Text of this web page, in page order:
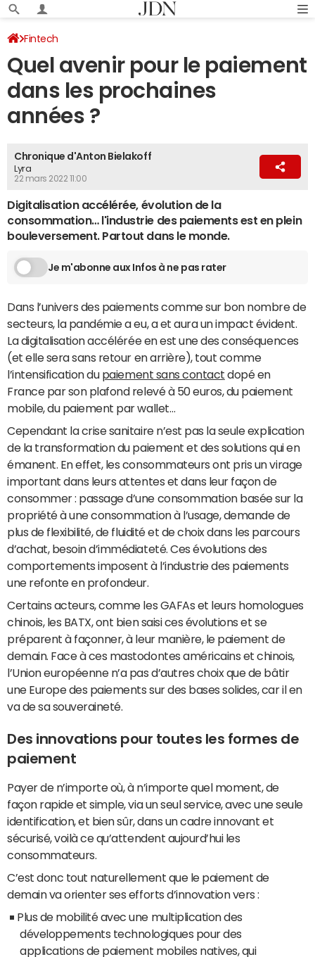
Fintech
Quel avenir pour le paiement
dans les prochaines
années ?
Chronique d'Anton Bielakoff
Lyra
22 mars 2022 11:00
Digitalisation accélérée, évolution de la
consommation… l'industrie des paiements est en plein
bouleversement. Partout dans le monde.
Je m'abonne aux Infos à ne pas rater
Dans l’univers des paiements comme sur bon nombre de
secteurs, la pandémie a eu, a et aura un impact évident.
La digitalisation accélérée en est une des conséquences
(et elle sera sans retour en arrière), tout comme
l’intensification du paiement sans contact dopé en
France par son plafond relevé à 50 euros, du paiement
mobile, du paiement par wallet…
Cependant la crise sanitaire n’est pas la seule explication
de la transformation du paiement et des solutions qui en
émanent. En effet, les consommateurs ont pris un virage
important dans leurs attentes et dans leur façon de
consommer : passage d’une consommation basée sur la
propriété à une consommation à l’usage, demande de
plus de flexibilité, de fluidité et de choix dans les parcours
d’achat, besoin d’immédiateté. Ces évolutions des
comportements imposent à l’industrie des paiements
une refonte en profondeur.
Certains acteurs, comme les GAFAs et leurs homologues
chinois, les BATX, ont bien saisi ces évolutions et se
préparent à façonner, à leur manière, le paiement de
demain. Face à ces mastodontes américains et chinois,
l’Union européenne n’a pas d’autres choix que de bâtir
une Europe des paiements sur des bases solides, car il en
va de sa souveraineté.
Des innovations pour toutes les formes de
paiement
Payer de n’importe où, à n’importe quel moment, de
façon rapide et simple, via un seul service, avec une seule
identification, et bien sûr, dans un cadre innovant et
sécurisé, voilà ce qu’attendent aujourd’hui les
consommateurs.
C’est donc tout naturellement que le paiement de
demain va orienter ses efforts d’innovation vers :
Plus de mobilité avec une multiplication des
développements technologiques pour des
applications de paiement mobiles natives, qui